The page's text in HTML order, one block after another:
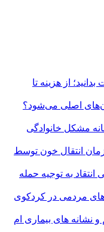
از هزینه تا
اصلی می‌شود؟
مشکل خانوادگی
انتقال خون توسط
به توجیه حمله
مردمی در کردکوی
نشانه های بیماری ام